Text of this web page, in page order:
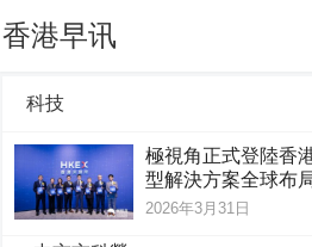
香港早讯
科技
極視角正式登陸香
型解決方案全球布
2026年3月31日